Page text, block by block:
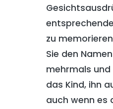
zu
Sie den
mehrmals
das Kind, ihn
auch wenn es